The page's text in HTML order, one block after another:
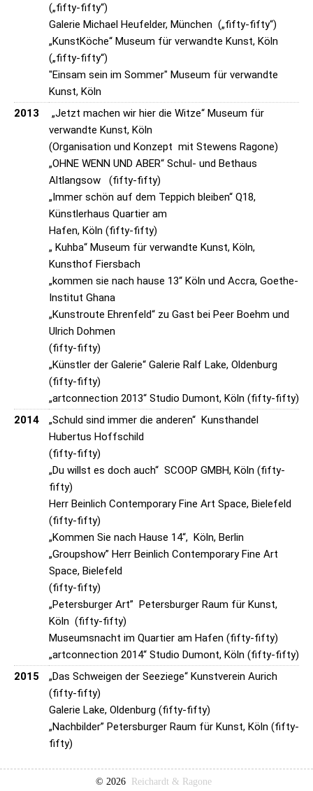
(„fifty-fifty“)
Galerie Michael Heufelder, München („fifty-fifty“)
„KunstKöche“ Museum für verwandte Kunst, Köln
(„fifty-fifty“)
"Einsam sein im Sommer" Museum für verwandte
Kunst, Köln
2013
„Jetzt machen wir hier die Witze“ Museum für
verwandte Kunst, Köln
(Organisation und Konzept mit Stewens Ragone)
„OHNE WENN UND ABER“ Schul- und Bethaus
Altlangsow (fifty-fifty)
„Immer schön auf dem Teppich bleiben“ Q18,
Künstlerhaus Quartier am
Hafen, Köln (fifty-fifty)
„ Kuhba“ Museum für verwandte Kunst, Köln,
Kunsthof Fiersbach
„kommen sie nach hause 13“ Köln und Accra, Goethe-
Institut Ghana
„Kunstroute Ehrenfeld“ zu Gast bei Peer Boehm und
Ulrich Dohmen
(fifty-fifty)
„Künstler der Galerie“ Galerie Ralf Lake, Oldenburg
(fifty-fifty)
„artconnection 2013“ Studio Dumont, Köln (fifty-fifty)
2014
„Schuld sind immer die anderen“ Kunsthandel
Hubertus Hoffschild
(fifty-fifty)
„Du willst es doch auch“ SCOOP GMBH, Köln (fifty-
fifty)
Herr Beinlich Contemporary Fine Art Space, Bielefeld
(fifty-fifty)
„Kommen Sie nach Hause 14“, Köln, Berlin
„Groupshow” Herr Beinlich Contemporary Fine Art
Space, Bielefeld
(fifty-fifty)
„Petersburger Art” Petersburger Raum für Kunst,
Köln (fifty-fifty)
Museumsnacht im Quartier am Hafen (fifty-fifty)
„artconnection 2014“ Studio Dumont, Köln (fifty-fifty)
2015
„Das Schweigen der Seeziege“ Kunstverein Aurich
(fifty-fifty)
Galerie Lake, Oldenburg (fifty-fifty)
„Nachbilder” Petersburger Raum für Kunst, Köln (fifty-
fifty)
© 2026
Reichardt & Ragone